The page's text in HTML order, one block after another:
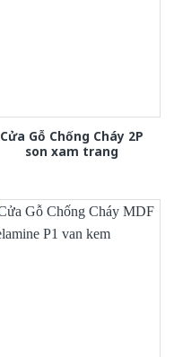
Cửa Gỗ Chống Cháy 2P
son xam trang